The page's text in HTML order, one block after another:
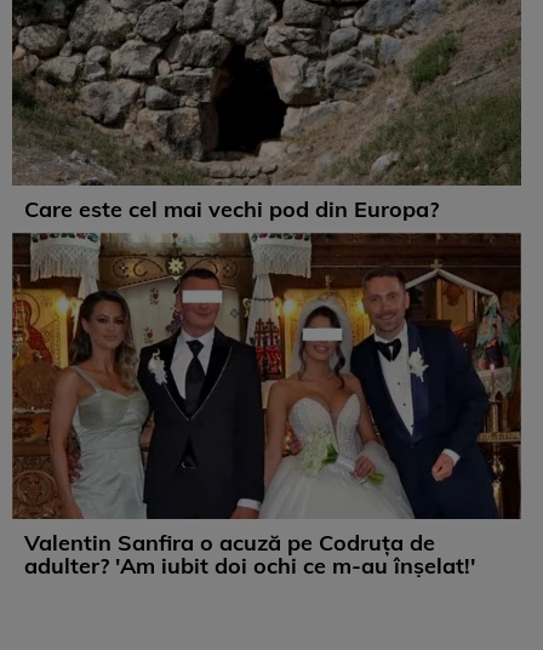
Care este cel mai vechi pod din Europa?
Valentin Sanfira o acuză pe Codruța de
adulter? 'Am iubit doi ochi ce m-au înșelat!'